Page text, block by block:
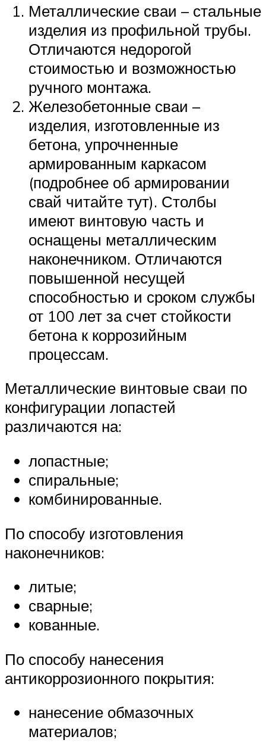
Металлические сваи – стальные
изделия из профильной трубы.
Отличаются недорогой
стоимостью и возможностью
ручного монтажа.
Железобетонные сваи –
изделия, изготовленные из
бетона, упрочненные
армированным каркасом
(подробнее об армировании
свай читайте тут). Столбы
имеют винтовую часть и
оснащены металлическим
наконечником. Отличаются
повышенной несущей
способностью и сроком службы
от 100 лет за счет стойкости
бетона к коррозийным
процессам.
Металлические винтовые сваи по
конфигурации лопастей
различаются на:
лопастные;
спиральные;
комбинированные.
По способу изготовления
наконечников:
литые;
сварные;
кованные.
По способу нанесения
антикоррозионного покрытия:
нанесение обмазочных
материалов;